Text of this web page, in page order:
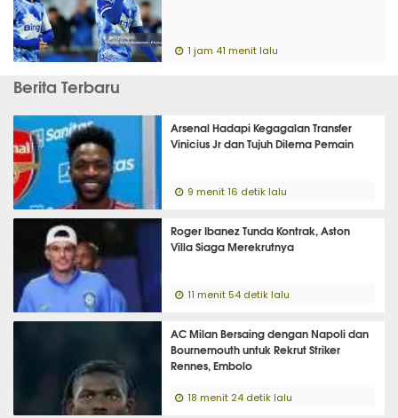
1 jam 41 menit lalu
Berita Terbaru
Arsenal Hadapi Kegagalan Transfer
Vinicius Jr dan Tujuh Dilema Pemain
9 menit 16 detik lalu
Roger Ibanez Tunda Kontrak, Aston
Villa Siaga Merekrutnya
11 menit 54 detik lalu
AC Milan Bersaing dengan Napoli dan
Bournemouth untuk Rekrut Striker
Rennes, Embolo
18 menit 24 detik lalu